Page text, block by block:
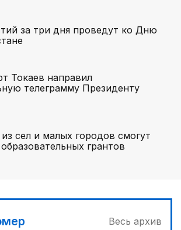
за три дня проведут ко Дню
Токаев направил
телеграмму Президенту
сел и малых городов смогут
грантов
Весь архив